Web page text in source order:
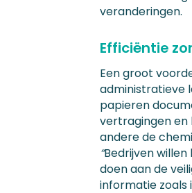
veranderingen.
Efficiëntie
Een groot
administratieve
papieren
vertragingen en
andere de
“Bedrijven
doen aan de
informatie zoals